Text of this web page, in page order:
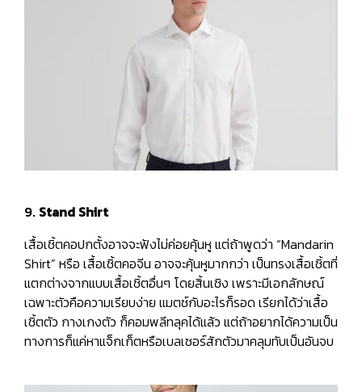
9. Stand Shirt
เสื้อเชิ้ตคอปกตั้งอาจจะฟังไม่ค่อยคุ้นหู แต่ถ้าพูดว่า “Mandarin
Shirt” หรือ เสื้อเชิ้ตคอจีน อาจจะคุ้นหูมากกว่า เป็นทรงเสื้อเชิ้ตที่
แตกต่างจากแบบเสื้อเชิ้ตอื่นๆ โดยสิ้นเชิง เพราะมีเอกลักษณ์
เฉพาะตัวคือความเรียบง่าย แมตช์กับอะไรก็รอด เรียกได้ว่าเสื้อ
เชิ้ตตัว กางเกงตัว ก็คอมพลีทลุคได้แล้ว แต่ถ้าอยากได้ความเป็น
ทางการก็แค่หาแจ็กเก็ตหรือเบลเซอร์สักตัวมาคลุมทับเป็นอันจบ